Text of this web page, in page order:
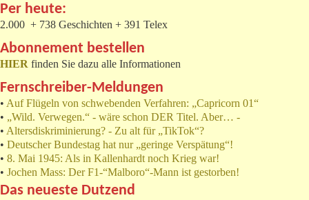
Per heute:
2.000 + 738 Geschichten + 391 Telex
Abonnement bestellen
HIER finden Sie dazu alle Informationen
Fernschreiber-Meldungen
• Auf Flügeln von schwebenden Verfahren: „Capricorn 01“
• „Wild. Verwegen.“ - wäre schon DER Titel. Aber… -
• Altersdiskriminierung? - Zu alt für „TikTok“?
• Deutscher Bundestag hat nur „geringe Verspätung“!
• 8. Mai 1945: Als in Kallenhardt noch Krieg war!
• Jochen Mass: Der F1-“Malboro“-Mann ist gestorben!
Das neueste Dutzend